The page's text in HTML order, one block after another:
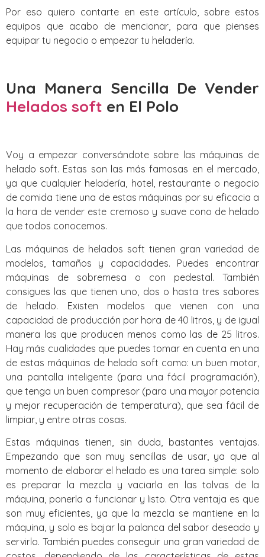
Por eso quiero contarte en este artículo, sobre estos
equipos que acabo de mencionar, para que pienses
equipar tu negocio o empezar tu heladería.
Una Manera Sencilla De Vender
Helados soft en El Polo
Voy a empezar conversándote sobre las máquinas de
helado soft. Estas son las más famosas en el mercado,
ya que cualquier heladería, hotel, restaurante o negocio
de comida tiene una de estas máquinas por su eficacia a
la hora de vender este cremoso y suave cono de helado
que todos conocemos.
Las máquinas de helados soft tienen gran variedad de
modelos, tamaños y capacidades. Puedes encontrar
máquinas de sobremesa o con pedestal. También
consigues las que tienen uno, dos o hasta tres sabores
de helado. Existen modelos que vienen con una
capacidad de producción por hora de 40 litros, y de igual
manera las que producen menos como las de 25 litros.
Hay más cualidades que puedes tomar en cuenta en una
de estas máquinas de helado soft como: un buen motor,
una pantalla inteligente (para una fácil programación),
que tenga un buen compresor (para una mayor potencia
y mejor recuperación de temperatura), que sea fácil de
limpiar, y entre otras cosas.
Estas máquinas tienen, sin duda, bastantes ventajas.
Empezando que son muy sencillas de usar, ya que al
momento de elaborar el helado es una tarea simple: solo
es preparar la mezcla y vaciarla en las tolvas de la
máquina, ponerla a funcionar y listo. Otra ventaja es que
son muy eficientes, ya que la mezcla se mantiene en la
máquina, y solo es bajar la palanca del sabor deseado y
servirlo. También puedes conseguir una gran variedad de